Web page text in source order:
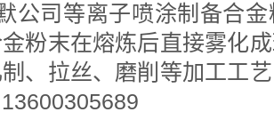
公司等离子喷涂制备合
粉末在熔炼后直接雾化
、拉丝、磨削等加工工